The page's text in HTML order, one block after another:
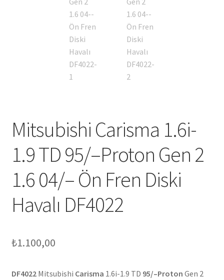
Mitsubishi Carisma 1.6i-
1.9 TD 95/–Proton Gen 2
1.6 04/– Ön Fren Diski
Havalı DF4022
₺1.100,00
DF4022Mitsubishi Carisma 1.6i-1.9 TD 95/–Proton Gen 2